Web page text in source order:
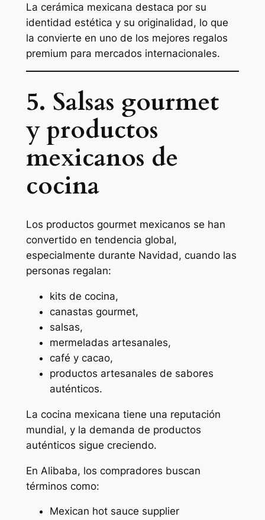
La cerámica mexicana destaca por su
identidad estética y su originalidad, lo que
la convierte en uno de los mejores regalos
premium para mercados internacionales.
5. Salsas gourmet
y productos
mexicanos de
cocina
Los productos gourmet mexicanos se han
convertido en tendencia global,
especialmente durante Navidad, cuando las
personas regalan:
kits de cocina,
canastas gourmet,
salsas,
mermeladas artesanales,
café y cacao,
productos artesanales de sabores
auténticos.
La cocina mexicana tiene una reputación
mundial, y la demanda de productos
auténticos sigue creciendo.
En Alibaba, los compradores buscan
términos como:
Mexican hot sauce supplier